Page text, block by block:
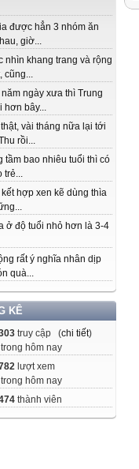
được hẳn 3 nhóm ăn
giờ...
nhìn khang trang và rộng
cũng...
ngày xưa thì Trung
hơn bây...
vài tháng nữa lại tới
rồi...
tầm bao nhiêu tuổi thì có
trẻ...
hợp xen kẽ dùng thìa
ở độ tuổi nhỏ hơn là 3-4
rất ý nghĩa nhân dịp
quà...
KÊ
truy cập (chi tiết)
trong hôm nay
lượt xem
trong hôm nay
thành viên